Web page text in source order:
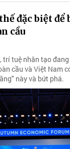
đặc biệt
cầu
trí tuệ nhân tạo
cầu và Việt Nam
này và bứt phá.